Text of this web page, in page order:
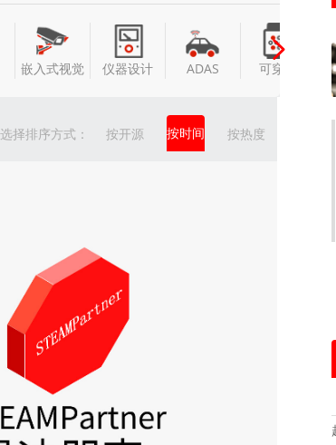
嵌入式视觉 仪器设计 ADAS 可穿戴
按热度
按时间
按开源
选择排序方式：